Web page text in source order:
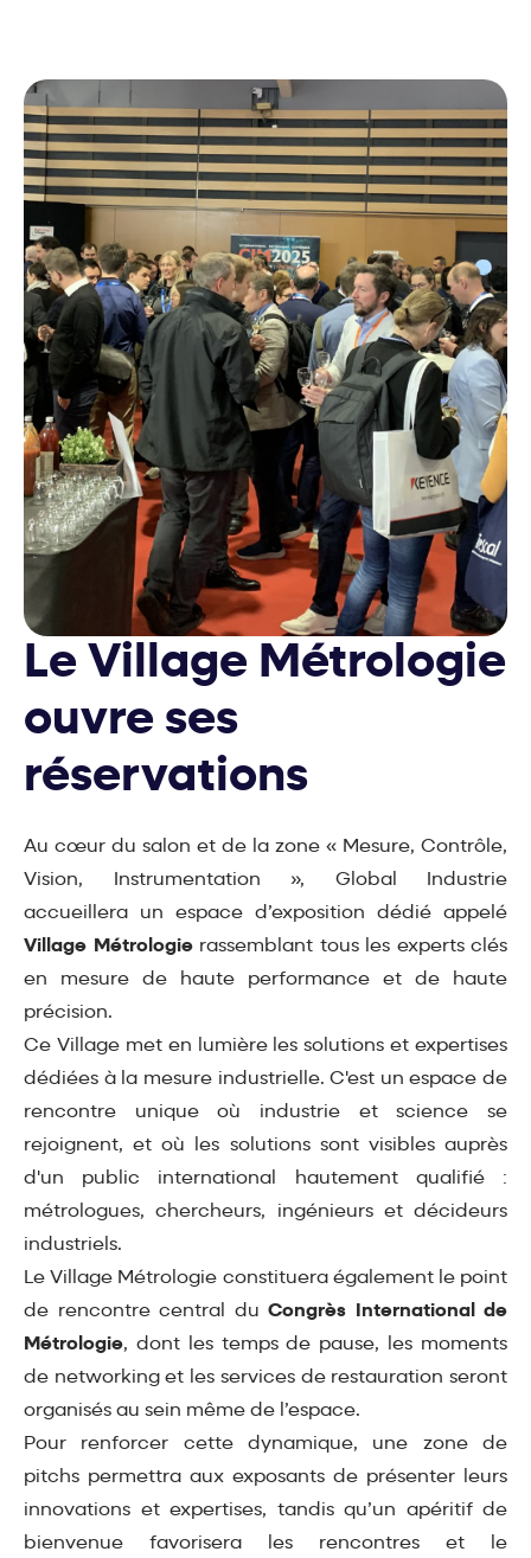
Le Village Métrologie
ouvre ses
réservations
Au cœur du salon et de la zone « Mesure, Contrôle,
Vision, Instrumentation », Global Industrie
accueillera un espace d’exposition dédié appelé
Village Métrologierassemblant tous les experts clés
en mesure de haute performance et de haute
précision.
Ce Village met en lumière les solutions et expertises
dédiées à la mesure industrielle. C'est un espace de
rencontre unique où industrie et science se
rejoignent, et où les solutions sont visibles auprès
d'un public international hautement qualifié :
métrologues, chercheurs, ingénieurs et décideurs
industriels.
Le Village Métrologie constituera également le point
de rencontre central du Congrès International de
Métrologie, dont les temps de pause, les moments
de networking et les services de restauration seront
organisés au sein même de l’espace.
Pour renforcer cette dynamique, une zone de
pitchs permettra aux exposants de présenter leurs
innovations et expertises, tandis qu’un apéritif de
bienvenue favorisera les rencontres et le